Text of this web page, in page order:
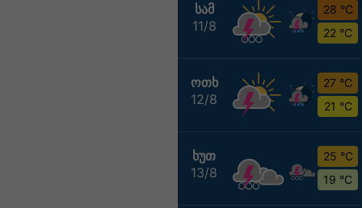
ᲡᲐᲛ
11/8
28 °C
22 °C
ᲝᲗᲮ
12/8
27 °C
21 °C
ᲮᲣᲗ
13/8
25 °C
19 °C